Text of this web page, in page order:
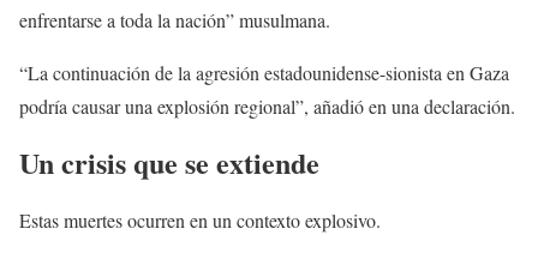
enfrentarse a toda la nación” musulmana.
“La continuación de la agresión estadounidense-sionista en Gaza
podría causar una explosión regional”, añadió en una declaración.
Un crisis que se extiende
Estas muertes ocurren en un contexto explosivo.